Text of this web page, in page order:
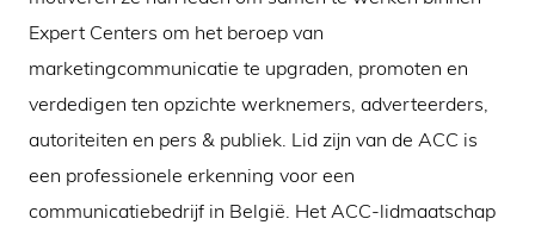
Expert Centers om het beroep van
marketingcommunicatie te upgraden, promoten en
verdedigen ten opzichte werknemers, adverteerders,
autoriteiten en pers & publiek. Lid zijn van de ACC is
een professionele erkenning voor een
communicatiebedrijf in België. Het ACC-lidmaatschap